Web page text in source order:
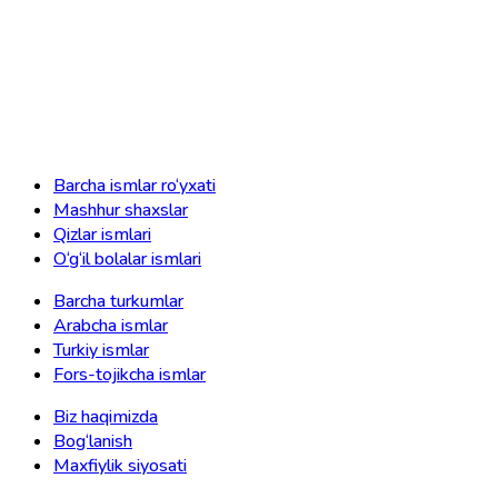
Barcha ismlar ro‘yxati
Mashhur shaxslar
Qizlar ismlari
O‘g‘il bolalar ismlari
Barcha turkumlar
Arabcha ismlar
Turkiy ismlar
Fors-tojikcha ismlar
Biz haqimizda
Bog‘lanish
Maxfiylik siyosati